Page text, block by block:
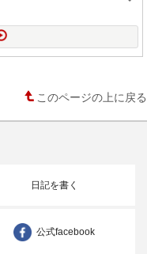
このページの上に戻る
日記を書く
公式facebook